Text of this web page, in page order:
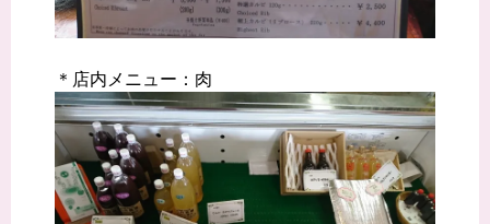
＊店内メニュー：肉